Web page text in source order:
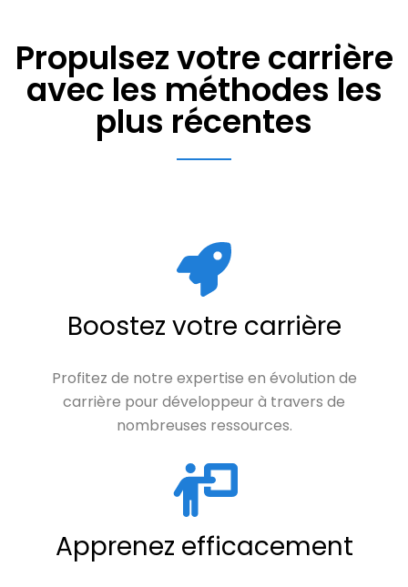
Propulsez votre carrière
avec les méthodes les
plus récentes
Boostez votre carrière
Profitez de notre expertise en évolution de
carrière pour développeur à travers de
nombreuses ressources.
Apprenez efficacement